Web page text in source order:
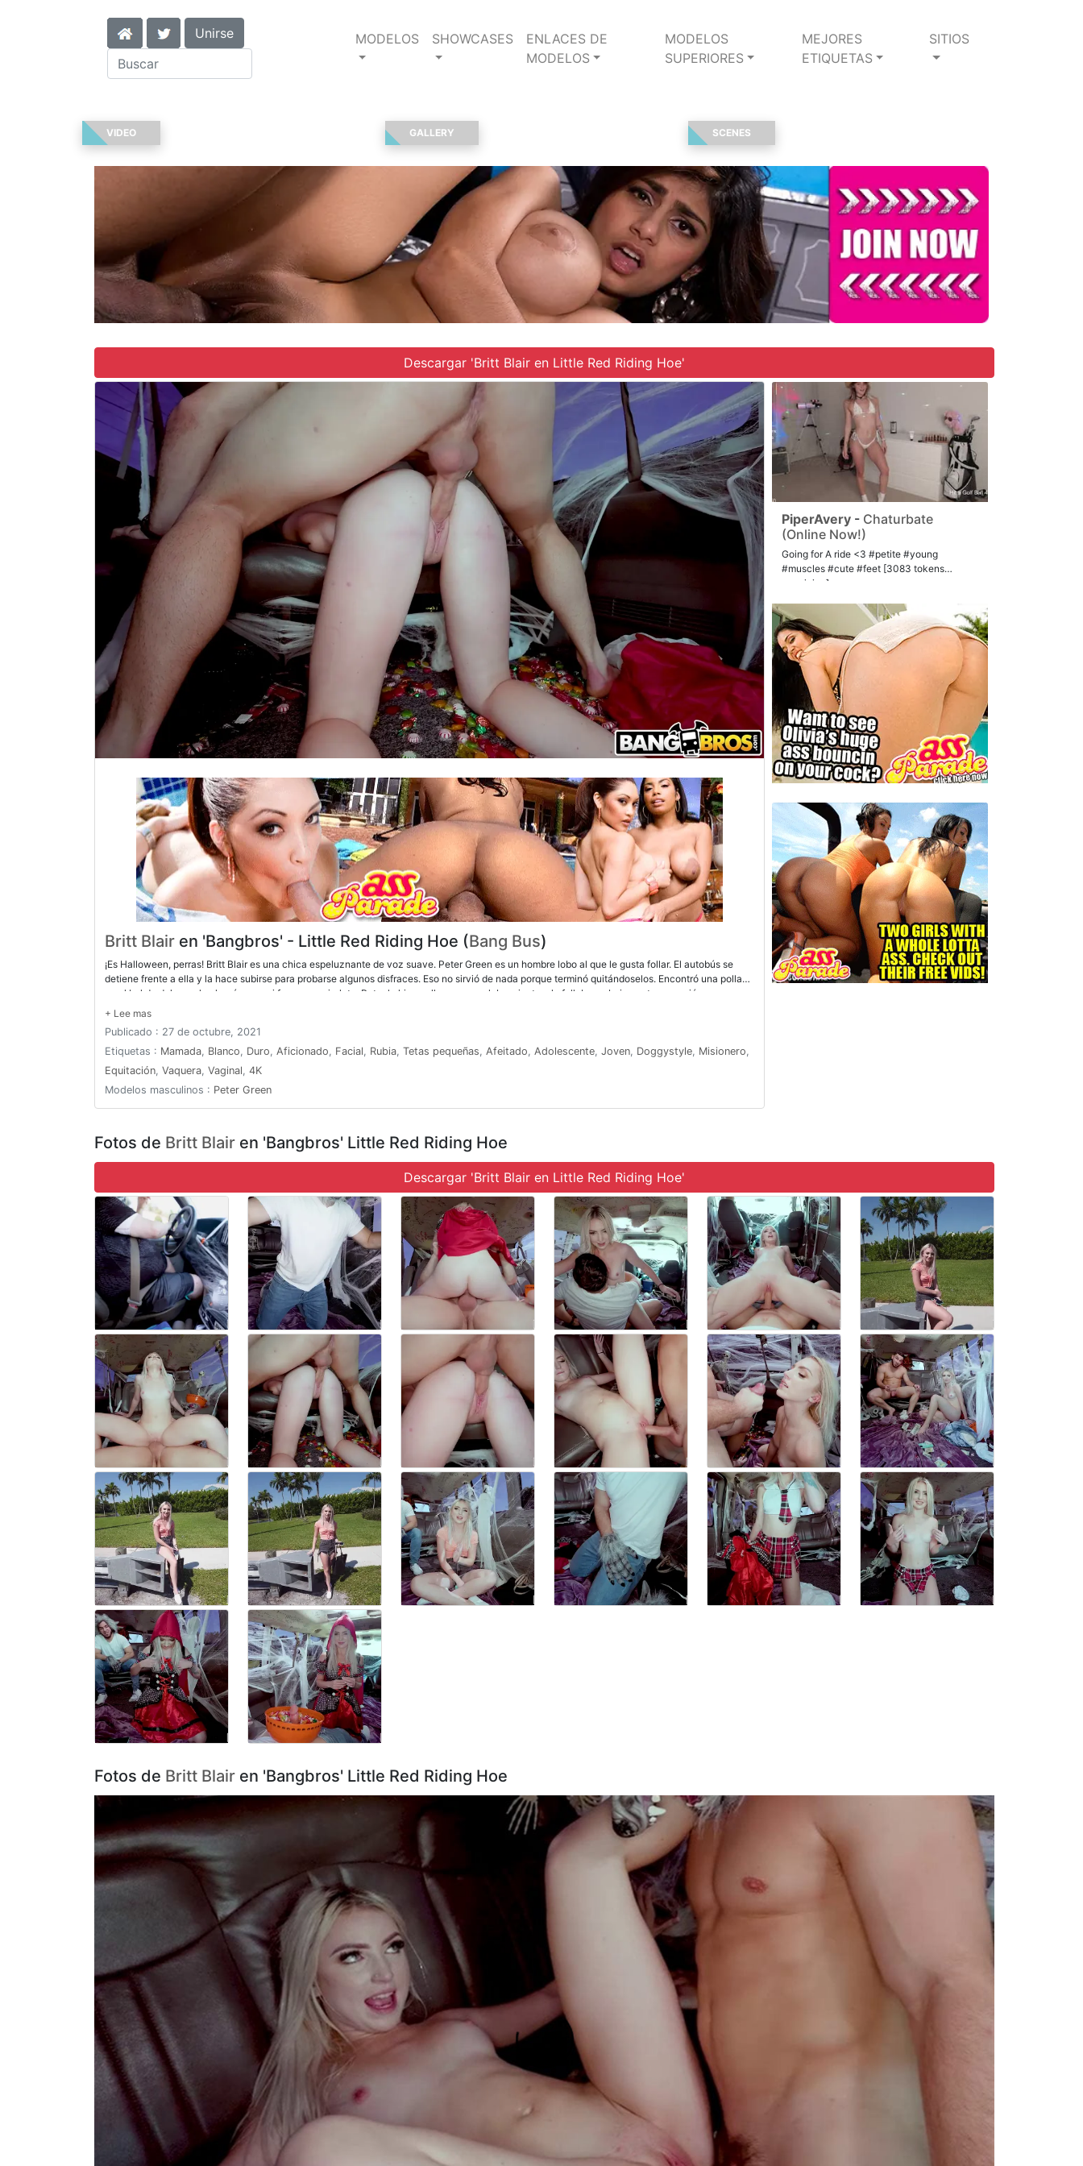
Unirse MODELOS SHOWCASES
ENLACES DE
MODELOS
MODELOS
SUPERIORES
MEJORES
ETIQUETAS
SITIOS
VIDEO GALLERY SCENES
Descargar 'Britt Blair en Little Red Riding Hoe'
Britt Blair en 'Bangbros' - Little Red Riding Hoe (Bang Bus)
¡Es Halloween, perras! Britt Blair es una chica espeluznante de voz suave. Peter Green es un hombre lobo al que le gusta follar. El autobús se
detiene frente a ella y la hace subirse para probarse algunos disfraces. Eso no sirvió de nada porque terminó quitándoselos. Encontró una polla
en el bol de dulces y la chupó como si fuera una piruleta. Peter la hizo aullar como un lobo mientras la follaba y obviamente se corrió en su cara.
La dejaron tirada junto a la carretera junto a la pequeña zorra roja cuando terminaron.
Publicado : 27 de octubre, 2021
Etiquetas : Mamada, Blanco, Duro, Aficionado, Facial, Rubia, Tetas pequeñas, Afeitado, Adolescente, Joven, Doggystyle, Misionero,
Equitación, Vaquera, Vaginal, 4K
Modelos masculinos : Peter Green
PiperAvery - Chaturbate
(Online Now!)
Going for A ride <3 #petite #young
#muscles #cute #feet [3083 tokens
remaining]
Fotos de Britt Blair en 'Bangbros' Little Red Riding Hoe
Descargar 'Britt Blair en Little Red Riding Hoe'
Fotos de Britt Blair en 'Bangbros' Little Red Riding Hoe